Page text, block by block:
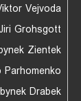
Vejvoda
Grohsgott
Zientek
Parhomenko
Drabek